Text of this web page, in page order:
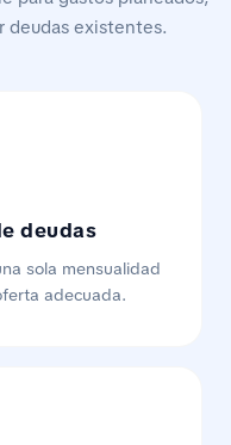
deudas existentes.
deudas
sola mensualidad
adecuada.